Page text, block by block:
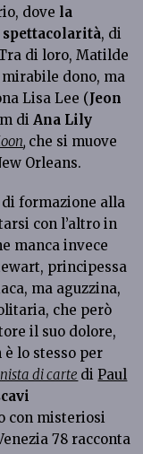
dove la
, di
di loro, Matilde
dono, ma
Lisa Lee (Jeon
di Ana Lily
, che si muove
Orleans.
formazione alla
con l’altro in
manca invece
principessa
ma aguzzina,
che però
il suo dolore,
lo stesso per
di carte diPaul
con misteriosi
78 racconta